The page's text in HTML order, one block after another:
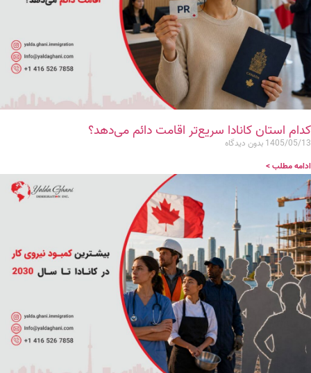
کدام استان کانادا سریع‌تر اقامت دائم می‌دهد؟
1405/05/13 بدون دیدگاه
ادامه مطلب >